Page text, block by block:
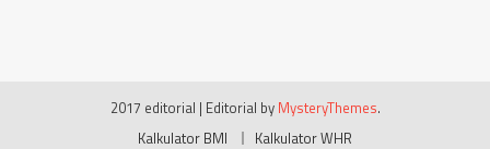
2017 editorial | Editorial by MysteryThemes.
Kalkulator BMI
Kalkulator WHR